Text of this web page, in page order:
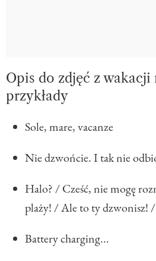
Opis do zdjęć z wakacji
przykłady
Sole, mare, vacanze
Nie dzwońcie. I tak nie
Halo? / Cześć, nie mogę
plaży! / Ale to ty dzwonisz! /
Battery charging...